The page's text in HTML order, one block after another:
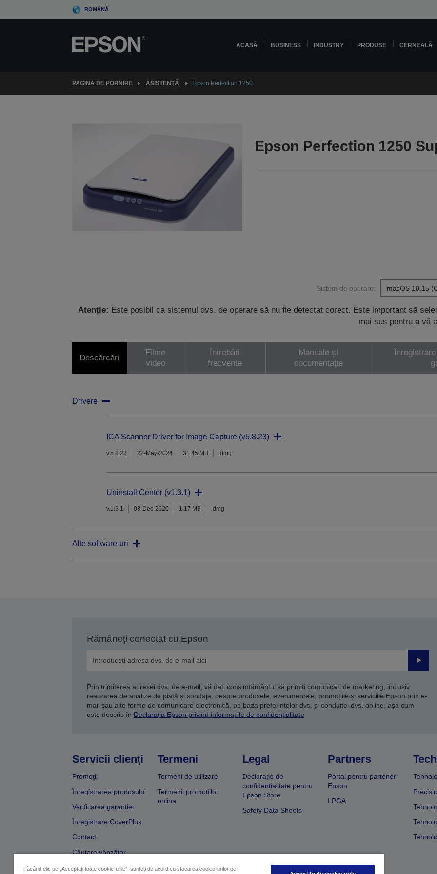
to
ROMÂNĂ
ACASĂ BUSINESS INDUSTRY PRODUSE CERNEALĂ
PAGINA DE PORNIRE ASISTENŢĂ Epson Perfection 1250
Epson Perfection 1250
Sistem de operare:
Atenție: Este posibil ca sistemul dvs. de operare să nu fie detectat corect. Este important să
mai sus pentru a vă
Descărcări
Filme
video
Întrebări
frecvente
Manuale și
documentație
Drivere
ICA Scanner Driver for Image Capture (v5.8.23)
v.5.8.23 22-May-2024 31.45 MB .dmg
Uninstall Center (v1.3.1)
v.1.3.1 08-Dec-2020 1.17 MB .dmg
Alte software-uri
Rămâneți conectat cu Epson
Prin trimiterea adresei dvs. de e-mail, vă dați consimțământul să primiți comunicări de marketing, inclusiv
realizarea de analize de piață și sondaje, despre produsele, evenimentele, promoțiile și serviciile Epson prin e-
mail sau alte forme de comunicare electronică, pe baza preferințelor dvs. și conduitei dvs. online, așa cum
este descris în Declarația Epson privind informațiile de confidențialitate
Servicii clienţi
Promoţii
Înregistrarea produsului
Verificarea garanției
Înregistrare CoverPlus
Contact
Căutare vânzător
Termeni
Termeni de utilizare
Termenii promoțiilor
online
Legal
Declarație de
confidențialitate pentru
Epson Store
Safety Data Sheets
Partners
Portal pentru parteneri
Epson
LPGA
Făcând clic pe „Acceptați toate cookie-urile”, sunteți de acord cu stocarea cookie-urilor pe